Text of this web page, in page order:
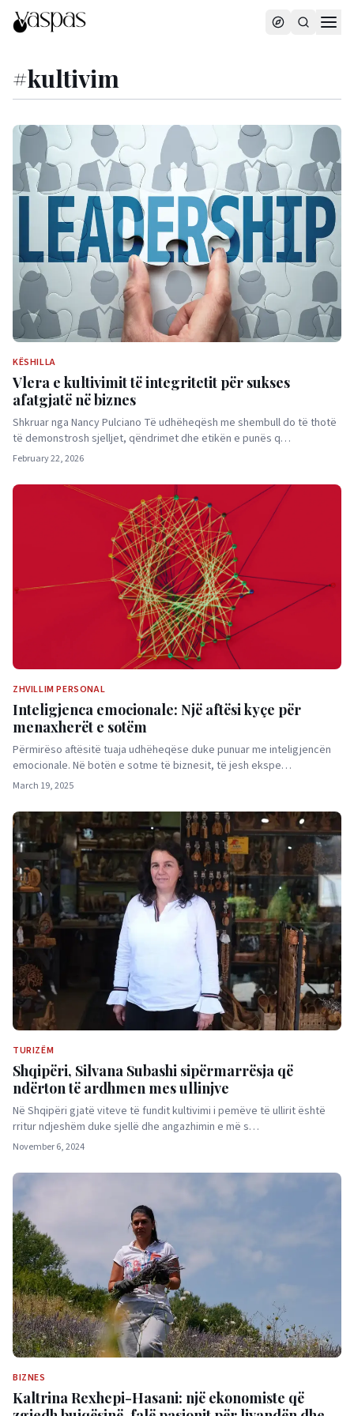
#kultivim
KËSHILLA
Vlera e kultivimit të integritetit për sukses
afatgjatë në biznes
Shkruar nga Nancy Pulciano Të udhëheqësh me shembull do të thotë
të demonstrosh sjelljet, qëndrimet dhe etikën e punës q…
February 22, 2026
ZHVILLIM PERSONAL
Inteligjenca emocionale: Një aftësi kyçe për
menaxherët e sotëm
Përmirëso aftësitë tuaja udhëheqëse duke punuar me inteligjencën
emocionale. Në botën e sotme të biznesit, të jesh ekspe…
March 19, 2025
TURIZËM
Shqipëri, Silvana Subashi sipërmarrësja që
ndërton të ardhmen mes ullinjve
Në Shqipëri gjatë viteve të fundit kultivimi i pemëve të ullirit është
rritur ndjeshëm duke sjellë dhe angazhimin e më s…
November 6, 2024
BIZNES
Kaltrina Rexhepi-Hasani: një ekonomiste që